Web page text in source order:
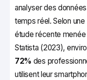
analyser des
temps réel. Selon une
étude récente menée
Statista (2023),
72% des
utilisent leur